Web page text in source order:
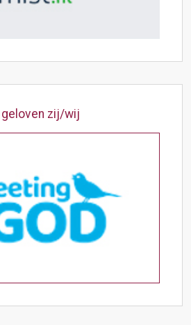
geloven zij/wij